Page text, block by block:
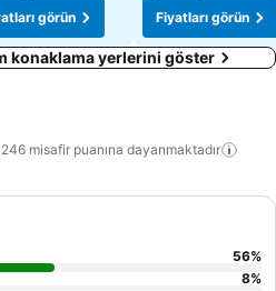
görün
Fiyatları görün
konaklama yerlerini göster
misafir puanına dayanmaktadır
56%
8%